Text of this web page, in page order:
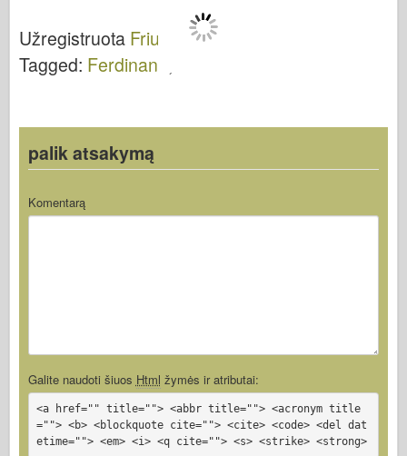
FRIULMODE
L ATL-96
FRIULMODE
Užregistruota Friulmodel.
Tagged: Ferdinand
palik atsakymą
Komentarą
Galite naudoti šiuos Html žymės ir atributai:
<a href="" title=""> <abbr title=""> <acronym title
=""> <b> <blockquote cite=""> <cite> <code> <del dat
etime=""> <em> <i> <q cite=""> <s> <strike> <strong>